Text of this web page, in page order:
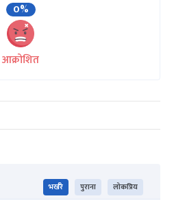
0%
आक्रोशित
भर्खरै पुराना लोकप्रिय